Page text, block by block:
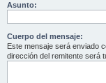
Asunto:
Cuerpo del mensaje:
Este mensaje será enviado
dirección del remitente será